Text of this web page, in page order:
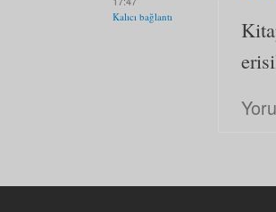
Kalıcı bağlantı